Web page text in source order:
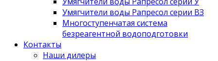
Умягчители воды Рапресол серии ВЗ
Многоступенчатая система
безреагентной водоподготовки
Контакты
Наши дилеры